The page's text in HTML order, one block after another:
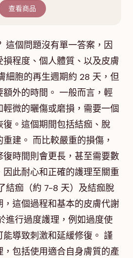
查看商品
這個問題沒有單一答案，因
程度、個人體質、以及皮膚
細胞的再生週期約 28 天，但
外的時間。 一般而言，輕
微的曬傷或磨損，需要一個
。這個期間包括結痂、脫
建。 而比較嚴重的損傷，
時間則會更長，甚至需要數
此耐心和正確的護理至關重
結痂（約 7-8 天）及結痂脫
這個過程和基本的皮膚代謝
進行過度護理，例如過度使
導致刺激和延緩修復。 謹
包括使用適合自身膚質的產